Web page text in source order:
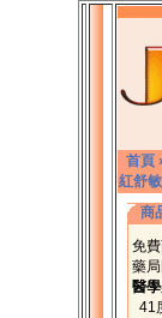
首頁
紅舒
商
免
藥
醫
41